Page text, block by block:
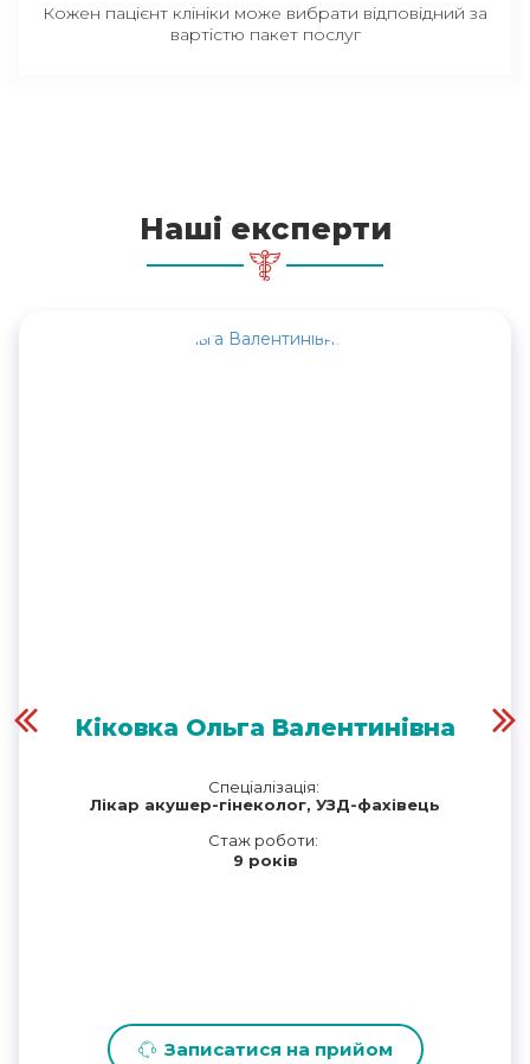
Кожен пацієнт клініки може вибрати відповідний за
вартістю пакет послуг
Наші експерти
Кіковка Ольга Валентинівна
Спеціалізація:
Лікар акушер-гінеколог, УЗД-фахівець
Стаж роботи:
9 років
Записатися на прийом